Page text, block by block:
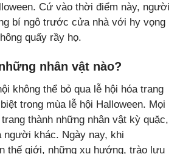
Cứ vào thời điểm này, người
bí ngô trước cửa nhà với hy vọng
quấy rầy họ.
nhân vật nào?
không thể bỏ qua lễ hội hóa trang
trong mùa lễ hội Halloween. Mọi
thành những nhân vật kỳ quặc,
người khác. Ngày nay, khi
thế giới, những xu hướng, trào lưu